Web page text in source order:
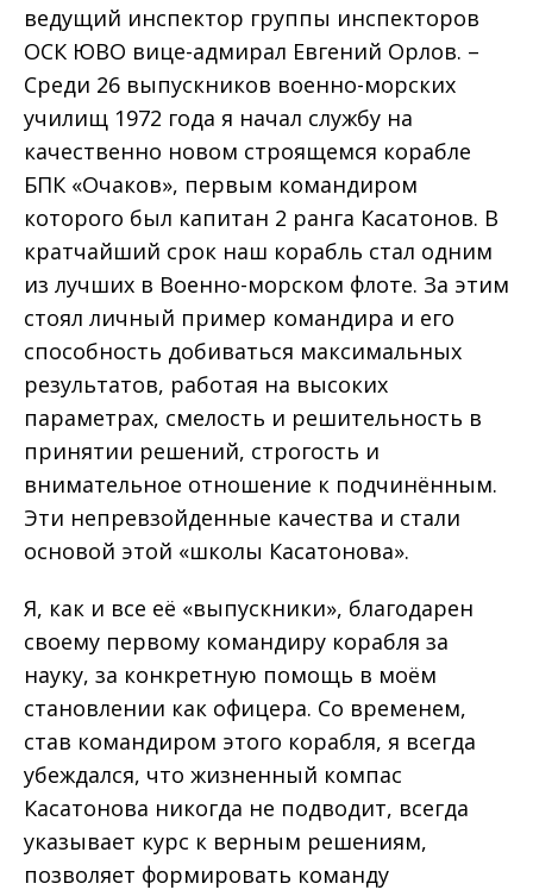
ведущий инспектор группы инспекторов
ОСК ЮВО вице-адмирал Евгений Орлов. –
Среди 26 выпускников военно-морских
училищ 1972 года я начал службу на
качественно новом строящемся корабле
БПК «Очаков», первым командиром
которого был капитан 2 ранга Касатонов. В
кратчайший срок наш корабль стал одним
из лучших в Военно-морском флоте. За этим
стоял личный пример командира и его
способность добиваться максимальных
результатов, работая на высоких
параметрах, смелость и решительность в
принятии решений, строгость и
внимательное отношение к подчинённым.
Эти непревзойденные качества и стали
основой этой «школы Касатонова».
Я, как и все её «выпускники», благодарен
своему первому командиру корабля за
науку, за конкретную помощь в моём
становлении как офицера. Со временем,
став командиром этого корабля, я всегда
убеждался, что жизненный компас
Касатонова никогда не подводит, всегда
указывает курс к верным решениям,
позволяет формировать команду